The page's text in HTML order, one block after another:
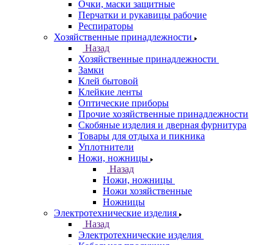
Очки, маски защитные
Перчатки и рукавицы рабочие
Респираторы
Хозяйственные принадлежности
Назад
Хозяйственные принадлежности
Замки
Клей бытовой
Клейкие ленты
Оптические приборы
Прочие хозяйственные принадлежности
Скобяные изделия и дверная фурнитура
Товары для отдыха и пикника
Уплотнители
Ножи, ножницы
Назад
Ножи, ножницы
Ножи хозяйственные
Ножницы
Электротехнические изделия
Назад
Электротехнические изделия